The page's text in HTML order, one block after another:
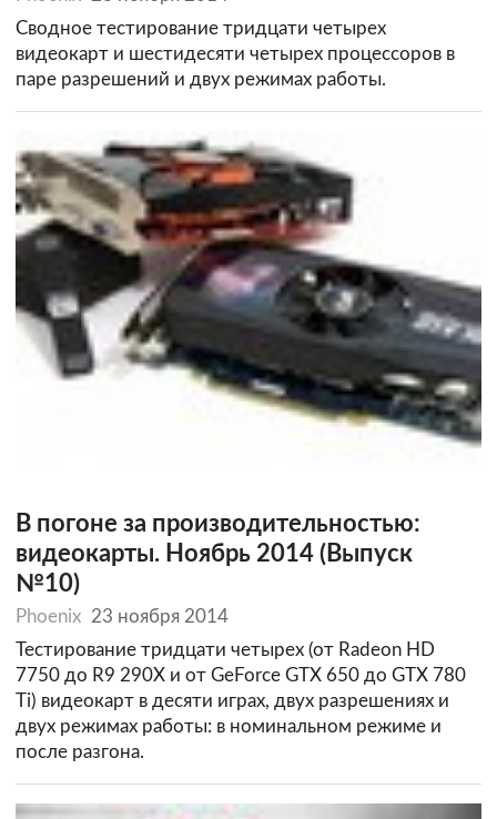
Сводное тестирование тридцати четырех
видеокарт и шестидесяти четырех процессоров в
паре разрешений и двух режимах работы.
В погоне за производительностью:
видеокарты. Ноябрь 2014 (Выпуск
№10)
Phoenix 23 ноября 2014
Тестирование тридцати четырех (от Radeon HD
7750 до R9 290X и от GeForce GTX 650 до GTX 780
Ti) видеокарт в десяти играх, двух разрешениях и
двух режимах работы: в номинальном режиме и
после разгона.